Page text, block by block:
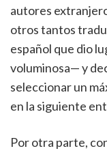
autores
otros tantos
español que dio
voluminosa— y
seleccionar un
en la siguiente
Por otra parte,